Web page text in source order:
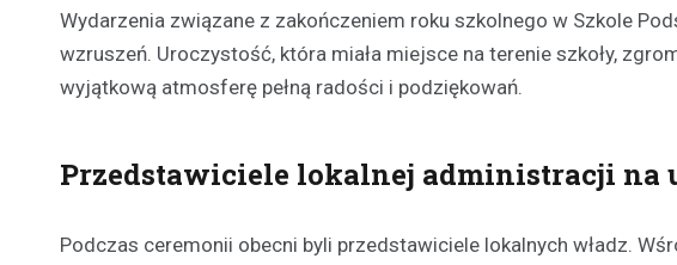
Wydarzenia związane z zakończeniem roku szkolnego w Szkole
wzruszeń. Uroczystość, która miała miejsce na terenie szkoły,
wyjątkową atmosferę pełną radości i podziękowań.
Przedstawiciele lokalnej administracji na
Podczas ceremonii obecni byli przedstawiciele lokalnych władz.